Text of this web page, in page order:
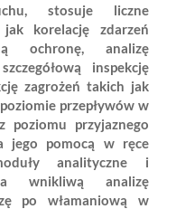
stosuje liczne
korelację zdarzeń
ochronę, analizę
inspekcję
zagrożeń takich jak
przepływów w
poziomu przyjaznego
jego pomocą w ręce
analityczne i
wnikliwą analizę
po włamaniową w